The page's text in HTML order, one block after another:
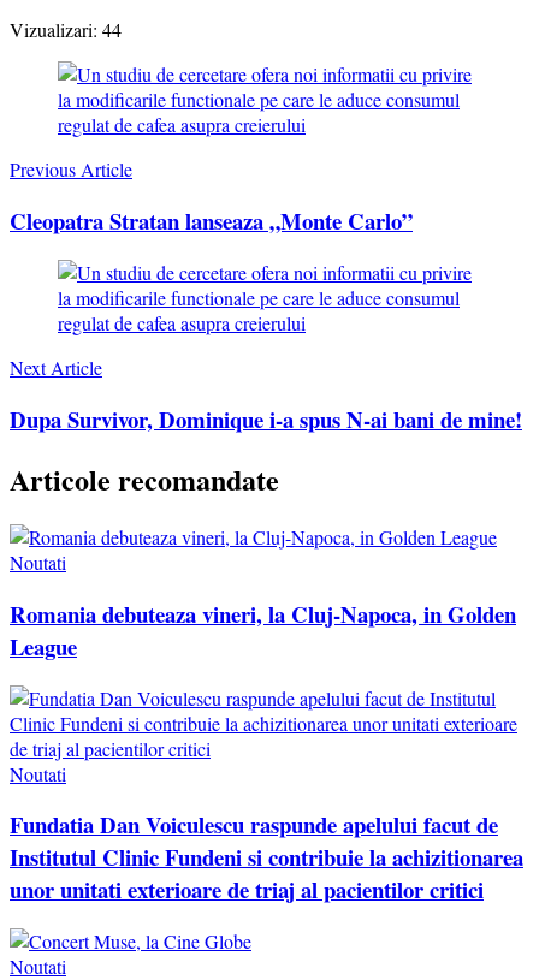
Vizualizari: 44
Post
Navigation
Previous Article
Cleopatra Stratan lanseaza „Monte Carlo”
Next Article
Dupa Survivor, Dominique i-a spus N-ai bani de mine!
Articole recomandate
Noutati
Romania debuteaza vineri, la Cluj-Napoca, in Golden
League
Noutati
Fundatia Dan Voiculescu raspunde apelului facut de
Institutul Clinic Fundeni si contribuie la achizitionarea
unor unitati exterioare de triaj al pacientilor critici
Noutati